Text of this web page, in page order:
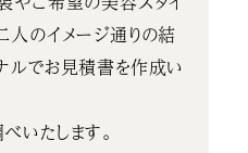
人のイメージ通りの結
ルでお見積書を作成い
いたします。